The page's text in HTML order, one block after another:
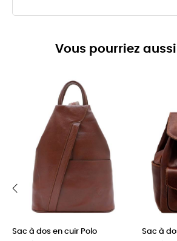
Vous pourriez
Sac à dos en cuir Polo Sac à